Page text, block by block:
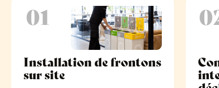
01
Installation de frontons
sur site